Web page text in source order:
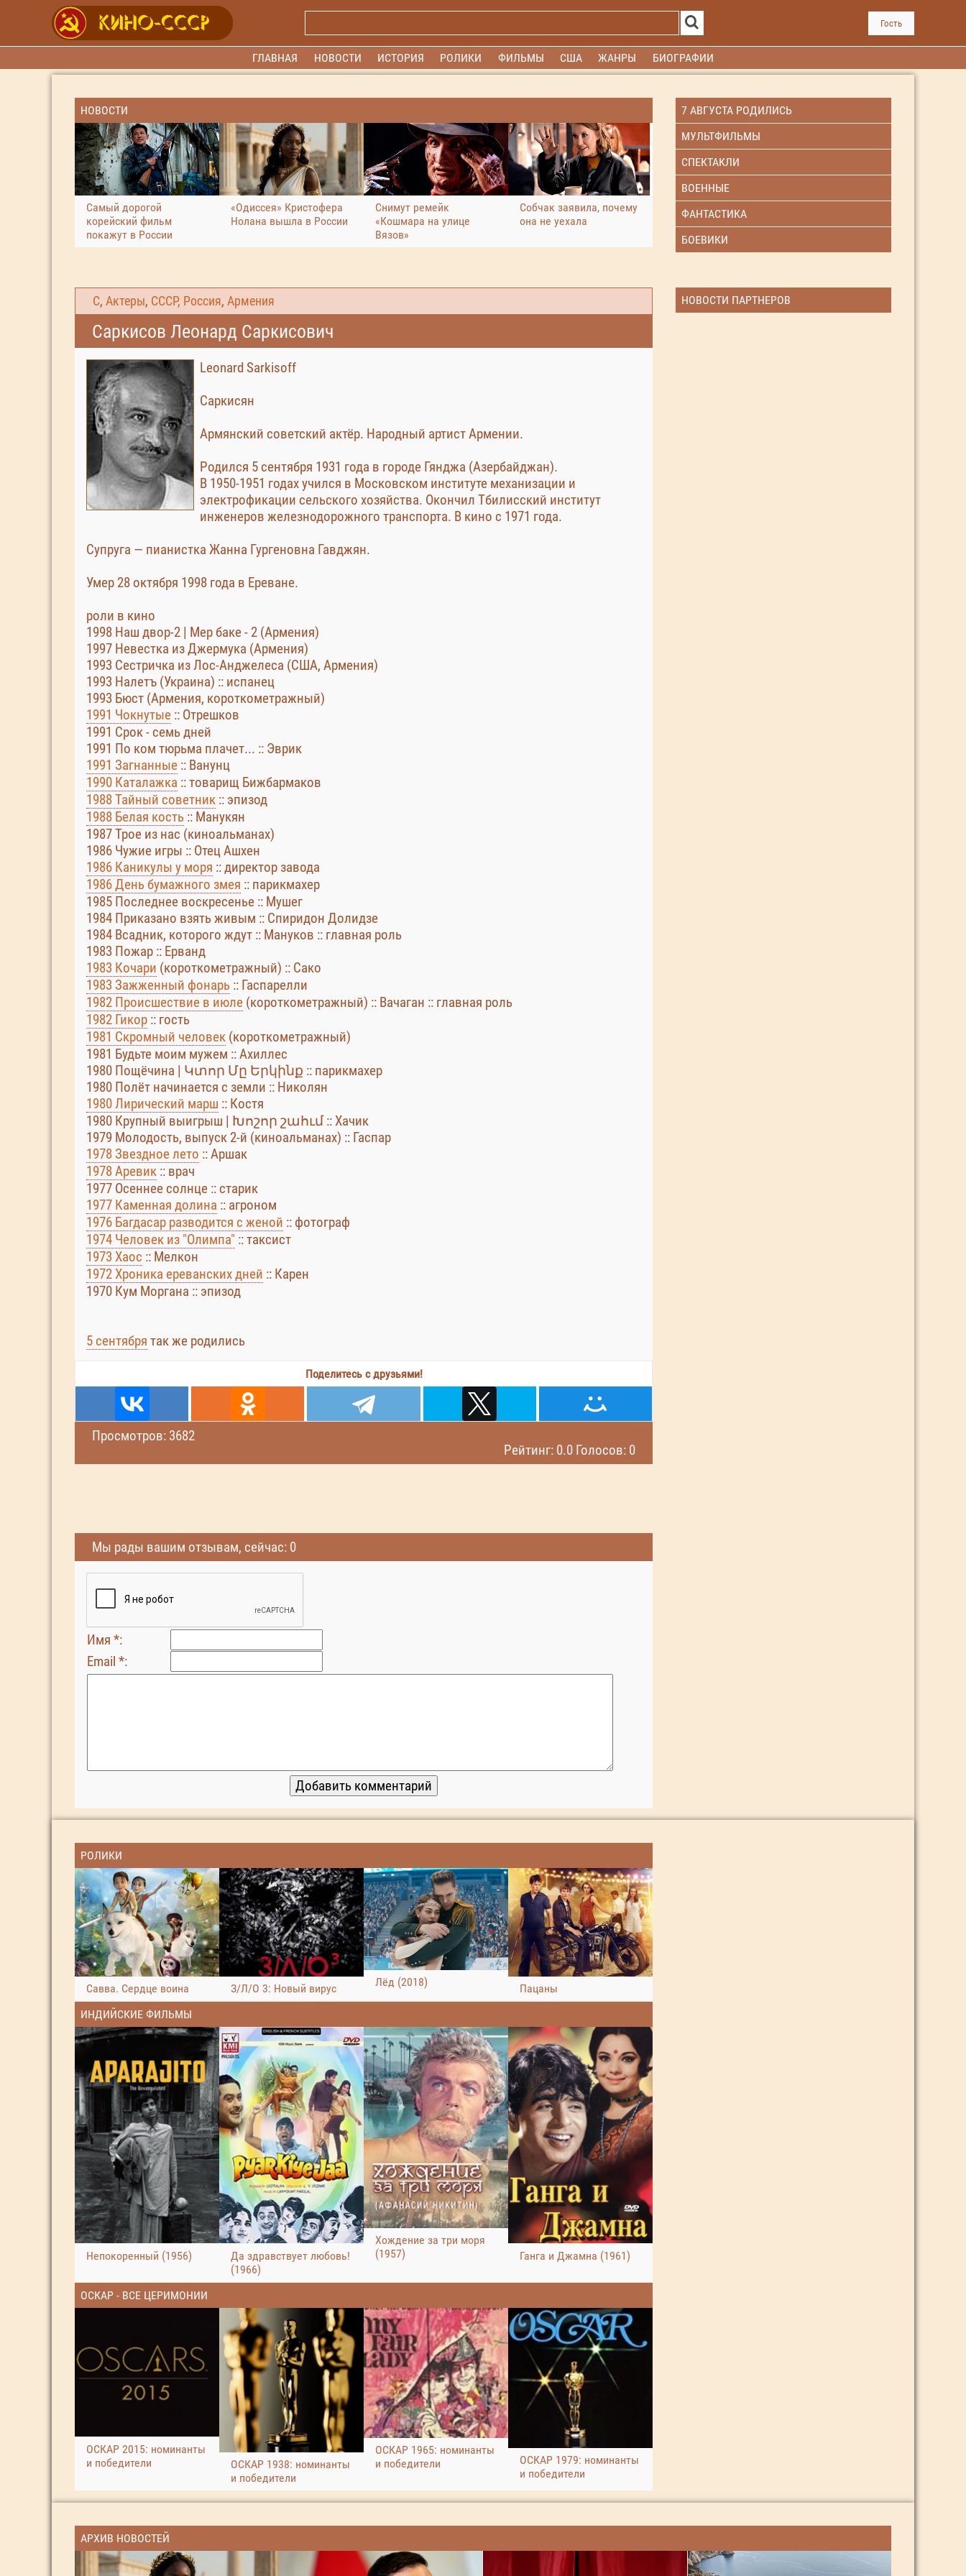
Гость
ГЛАВНАЯ НОВОСТИ ИСТОРИЯ РОЛИКИ ФИЛЬМЫ США ЖАНРЫ БИОГРАФИИ
НОВОСТИ
Самый дорогой
корейский фильм
покажут в России
«Одиссея» Кристофера
Нолана вышла в России
Снимут ремейк
«Кошмара на улице
Вязов»
Собчак заявила, почему
она не уехала
7 АВГУСТА РОДИЛИСЬ
МУЛЬТФИЛЬМЫ
СПЕКТАКЛИ
ВОЕННЫЕ
ФАНТАСТИКА
БОЕВИКИ
С, Актеры, СССР, Россия, Армения
Саркисов Леонард Саркисович
Leonard Sarkisoff
Саркисян
Армянский советский актёр. Народный артист Армении.
Родился 5 сентября 1931 года в городе Гянджа (Азербайджан).
В 1950-1951 годах учился в Московском институте механизации и
электрофикации сельского хозяйства. Окончил Тбилисский институт
инженеров железнодорожного транспорта. В кино с 1971 года.
Супруга — пианистка Жанна Гургеновна Гавджян.
Умер 28 октября 1998 года в Ереване.
роли в кино
1998 Наш двор-2 | Мер баке - 2 (Армения)
1997 Невестка из Джермука (Армения)
1993 Сестричка из Лос-Анджелеса (США, Армения)
1993 Налетъ (Украина) :: испанец
1993 Бюст (Армения, короткометражный)
1991 Чокнутые :: Отрешков
1991 Срок - семь дней
1991 По ком тюрьма плачет... :: Эврик
1991 Загнанные :: Ванунц
1990 Каталажка :: товарищ Бижбармаков
1988 Тайный советник :: эпизод
1988 Белая кость :: Манукян
1987 Трое из нас (киноальманах)
1986 Чужие игры :: Отец Ашхен
1986 Каникулы у моря :: директор завода
1986 День бумажного змея :: парикмахер
1985 Последнее воскресенье :: Мушег
1984 Приказано взять живым :: Спиридон Долидзе
1984 Всадник, которого ждут :: Мануков :: главная роль
1983 Пожар :: Ерванд
1983 Кочари (короткометражный) :: Сако
1983 Зажженный фонарь :: Гаспарелли
1982 Происшествие в июле (короткометражный) :: Вачаган :: главная роль
1982 Гикор :: гость
1981 Скромный человек (короткометражный)
1981 Будьте моим мужем :: Ахиллес
1980 Пощёчина | Կտոր Մը Երկինք :: парикмахер
1980 Полёт начинается с земли :: Николян
1980 Лирический марш :: Костя
1980 Крупный выигрыш | Խոշոր շահւմ :: Хачик
1979 Молодость, выпуск 2-й (киноальманах) :: Гаспар
1978 Звездное лето :: Аршак
1978 Аревик :: врач
1977 Осеннее солнце :: старик
1977 Каменная долина :: агроном
1976 Багдасар разводится с женой :: фотограф
1974 Человек из "Олимпа" :: таксист
1973 Хаос :: Мелкон
1972 Хроника ереванских дней :: Карен
1970 Кум Моргана :: эпизод
5 сентября так же родились
Поделитесь с друзьями!
Просмотров: 3682
Рейтинг: 0.0 Голосов: 0
НОВОСТИ ПАРТНЕРОВ
Мы рады вашим отзывам, сейчас: 0
Имя *:
Email *:
РОЛИКИ
Савва. Сердце воина З/Л/О 3: Новый вирус Лёд (2018)
Пацаны
ИНДИЙСКИЕ ФИЛЬМЫ
Непокоренный (1956)
Да здравствует любовь!
(1966)
Хождение за три моря
(1957)
Ганга и Джамна (1961)
ОСКАР - ВСЕ ЦЕРИМОНИИ
ОСКАР 2015: номинанты
и победители
ОСКАР 1938: номинанты
и победители
ОСКАР 1965: номинанты
и победители
ОСКАР 1979: номинанты
и победители
АРХИВ НОВОСТЕЙ